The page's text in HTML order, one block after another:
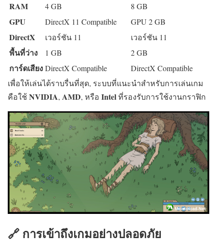
RAM 4 GB 8 GB
GPU DirectX 11 Compatible GPU 2 GB
DirectX เวอร์ชัน 11 เวอร์ชัน 11
พื้นที่ว่าง 1 GB 2 GB
การ์ดเสียงDirectX Compatible
DirectX Compatible
เพื่อให้เล่นได้ราบรื่นที่สุด, ระบบที่แนะนำสำหรับการเล่นเกม
คือใช้NVIDIA, AMD, หรือ Intelที่รองรับการใช้งานกราฟิก
🔗 การเข้าถึงเกมอย่างปลอดภัย